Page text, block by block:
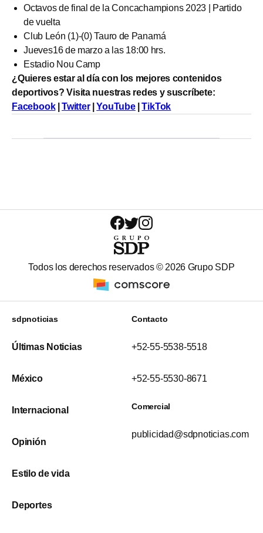
Octavos de final de la Concachampions 2023 | Partido
de vuelta
Club León (1)-(0) Tauro de Panamá
Jueves16 de marzo a las 18:00 hrs.
Estadio Nou Camp
¿Quieres estar al día con los mejores contenidos
deportivos? Visita nuestras redes y suscríbete:
Facebook|Twitter|YouTube|TikTok
Todos los derechos reservados ©2026 Grupo SDP
sdpnoticias
Últimas Noticias
México
Internacional
Opinión
Estilo de vida
Deportes
Contacto
+52-55-5538-5518
+52-55-5530-8671
Comercial
publicidad@sdpnoticias.com